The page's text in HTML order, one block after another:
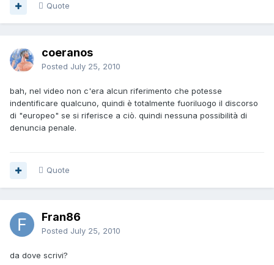
Quote
coeranos
Posted July 25, 2010
bah, nel video non c'era alcun riferimento che potesse
indentificare qualcuno, quindi è totalmente fuoriluogo il discorso
di "europeo" se si riferisce a ciò. quindi nessuna possibilità di
denuncia penale.
Quote
Fran86
Posted July 25, 2010
da dove scrivi?